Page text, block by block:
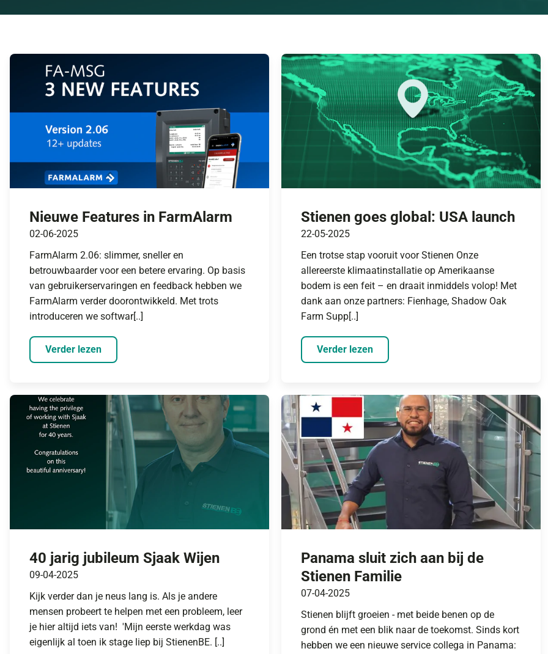
Nieuwe Features in FarmAlarm
02-06-2025
FarmAlarm 2.06: slimmer, sneller en
betrouwbaarder voor een betere ervaring. Op basis
van gebruikerservaringen en feedback hebben we
FarmAlarm verder doorontwikkeld. Met trots
introduceren we softwar[..]
Verder lezen
Stienen goes global: USA launch
22-05-2025
Een trotse stap vooruit voor Stienen Onze
allereerste klimaatinstallatie op Amerikaanse
bodem is een feit – en draait inmiddels volop! Met
dank aan onze partners: Fienhage, Shadow Oak
Farm Supp[..]
Verder lezen
40 jarig jubileum Sjaak Wijen
09-04-2025
Kijk verder dan je neus lang is. Als je andere
mensen probeert te helpen met een probleem, leer
je hier altijd iets van! 'Mijn eerste werkdag was
eigenlijk al toen ik stage liep bij StienenBE. [..]
Panama sluit zich aan bij de
Stienen Familie
07-04-2025
Stienen blijft groeien - met beide benen op de
grond én met een blik naar de toekomst. Sinds kort
hebben we een nieuwe service collega in Panama: